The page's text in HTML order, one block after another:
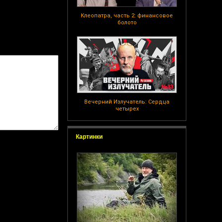
Клеопатра, часть 2: финансовое
болото
Вечерний Излучатель: Сердца
четырех
Картинки